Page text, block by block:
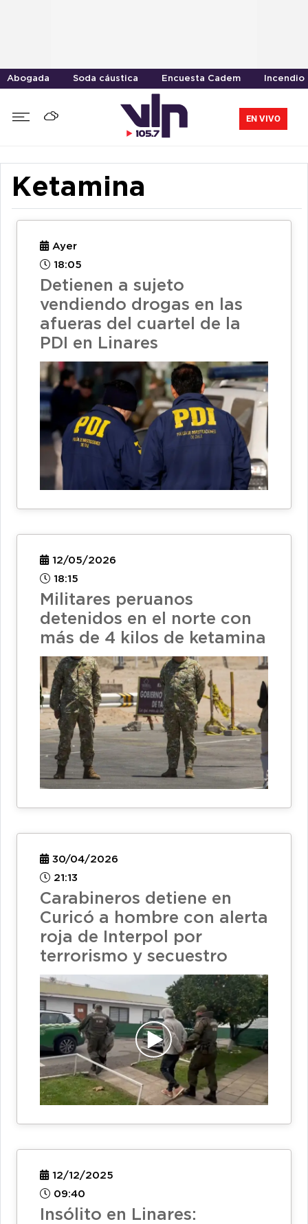
Abogada Soda cáustica Encuesta Cadem Incendio
EN VIVO
Ketamina
Ayer
18:05
Detienen a sujeto
vendiendo drogas en las
afueras del cuartel de la
PDI en Linares
12/05/2026
18:15
Militares peruanos
detenidos en el norte con
más de 4 kilos de ketamina
30/04/2026
21:13
Carabineros detiene en
Curicó a hombre con alerta
roja de Interpol por
terrorismo y secuestro
12/12/2025
09:40
Insólito en Linares: